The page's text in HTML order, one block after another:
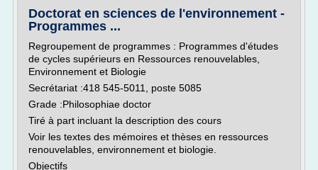
Doctorat en sciences de l'environnement -
Programmes ...
Regroupement de programmes : Programmes d'études
de cycles supérieurs en Ressources renouvelables,
Environnement et Biologie
Secrétariat :418 545-5011, poste 5085
Grade :Philosophiae doctor
Tiré à part incluant la description des cours
Voir les textes des mémoires et thèses en ressources
renouvelables, environnement et biologie.
Objectifs